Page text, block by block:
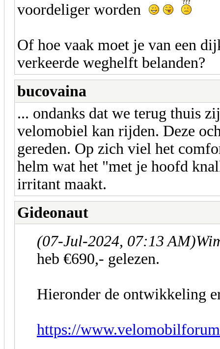
voordeliger worden
Of hoe vaak moet je van een
verkeerde weghelft belanden?
bucovaina
... ondanks dat we terug thuis
velomobiel kan rijden. Deze
gereden. Op zich viel het
helm wat het "met je hoofd
irritant maakt.
Gideonaut
(07-Jul-2024, 07:13 AM)
heb €690,- gelezen.
Hieronder de ontwikkeling
https://